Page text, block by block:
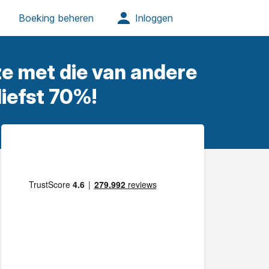
met die van andere
70%!